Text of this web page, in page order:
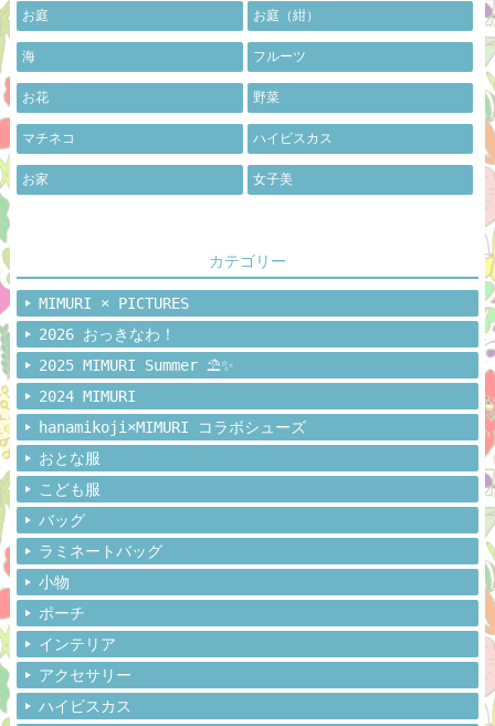
お庭 お庭（紺）
海 フルーツ
お花 野菜
マチネコ ハイビスカス
お家 女子美
カテゴリー
MIMURI × PICTURES
2026 おっきなわ！
2025 MIMURI Summer ⛱️✨
2024 MIMURI
hanamikoji×MIMURI コラボシューズ
おとな服
こども服
バッグ
ラミネートバッグ
小物
ポーチ
インテリア
アクセサリー
ハイビスカス